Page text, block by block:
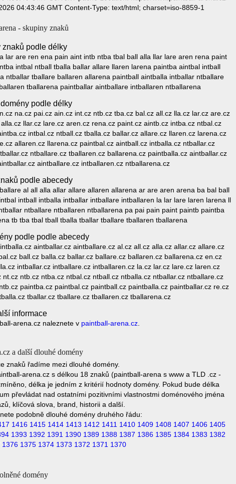
04:43:46 GMT Content-Type: text/html; charset=iso-8859-1
- skupiny znaků
znaků podle délky
lar are ren ena pain aint intb ntba tbal ball alla llar lare aren rena paint
intbal ntball tballa ballar allare llaren larena paintba aintbal intball
ntballar tballare ballaren allarena paintball aintballa intballar ntballare
tballarena paintballar aintballare intballaren ntballarena
podle délky
na.cz pai.cz ain.cz int.cz ntb.cz tba.cz bal.cz all.cz lla.cz lar.cz are.cz
llar.cz lare.cz aren.cz rena.cz paint.cz aintb.cz intba.cz ntbal.cz
intbal.cz ntball.cz tballa.cz ballar.cz allare.cz llaren.cz larena.cz
allaren.cz llarena.cz paintbal.cz aintball.cz intballa.cz ntballar.cz
ntballare.cz tballaren.cz ballarena.cz paintballa.cz aintballar.cz
aintballare.cz intballaren.cz ntballarena.cz
podle abecedy
al all alla allar allare allaren allarena ar are aren arena ba bal ball
intball intballa intballar intballare intballaren la lar lare laren larena ll
ntballare ntballaren ntballarena pa pai pain paint paintb paintba
tb tba tbal tball tballa tballar tballare tballaren tballarena
podle podle abecedy
aintballar.cz aintballare.cz al.cz all.cz alla.cz allar.cz allare.cz
ball.cz balla.cz ballar.cz ballare.cz ballaren.cz ballarena.cz en.cz
intballar.cz intballare.cz intballaren.cz la.cz lar.cz lare.cz laren.cz
ntb.cz ntba.cz ntbal.cz ntball.cz ntballa.cz ntballar.cz ntballare.cz
paintba.cz paintbal.cz paintball.cz paintballa.cz paintballar.cz re.cz
tballar.cz tballare.cz tballaren.cz tballarena.cz
informace
arena.cz naleznete v paintball-arena.cz
a další dlouhé domény
znaků řadíme mezi dlouhé domény.
arena.cz s délkou 18 znaků (paintball-arena s www a TLD .cz -
délka je jedním z kritérií hodnoty domény. Pokud bude délka
převládat nad ostatními pozitivními vlastnostmi doménového jména
klíčová slova, brand, historii a další.
podobně dlouhé domény druhého řádu:
1416 1415 1414 1413 1412 1411 1410 1409 1408 1407 1406 1405
1393 1392 1391 1390 1389 1388 1387 1386 1385 1384 1383 1382
1376 1375 1374 1373 1372 1371 1370
domény